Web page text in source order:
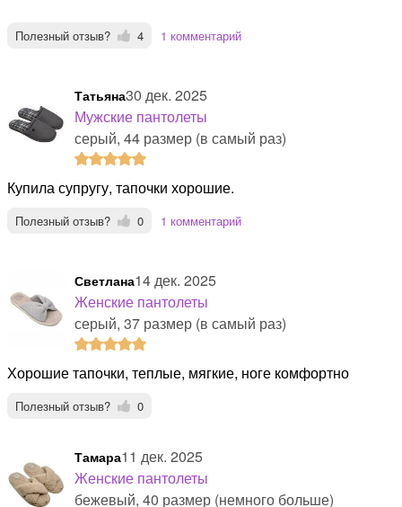
Полезный отзыв? 4 1 комментарий
Татьяна30 дек. 2025
Мужские пантолеты
серый, 44 размер (в самый раз)
Купила супругу, тапочки хорошие.
Полезный отзыв? 0 1 комментарий
Светлана14 дек. 2025
Женские пантолеты
серый, 37 размер (в самый раз)
Хорошие тапочки, теплые, мягкие, ноге комфортно
Полезный отзыв? 0
Тамара11 дек. 2025
Женские пантолеты
бежевый, 40 размер (немного больше)